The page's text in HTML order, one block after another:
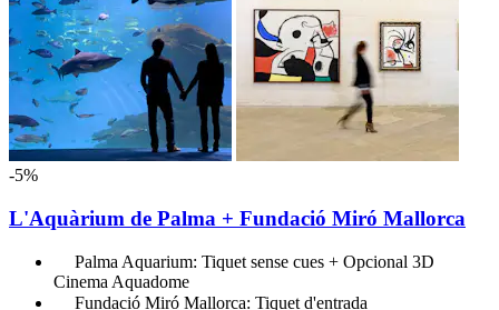
-5%
L'Aquàrium de Palma + Fundació Miró Mallorca
Palma Aquarium: Tiquet sense cues + Opcional 3D
Cinema Aquadome
Fundació Miró Mallorca: Tiquet d'entrada